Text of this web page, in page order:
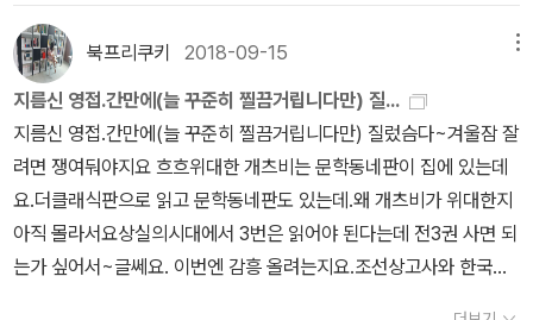
는 사마천이 살던 시기까지 작자가 생각하기에 역사의 가장 중요한
시기를 좌우했던 인물들에 관한 책이고, 표는 말 그대로 연표, 서는 전
래의 예악, 천관, 율법 등을 정리한 책입니다. 그래 역사를 전공하지
않는다면 표와 서를 읽을 필요는 없을 듯합니다. 세가는 본기에 실리
지 않았으나 영웅의 풍모를 지닌 사람들에 관한 기록입니다. 한 시대
를 대표하는 제후들이 주로 소개가 됩니다만 사마천은 이 속에 역사
상 첫 번째 민란의 주인공으로 진시황의 나라 진나라를 멸망으로 빠
지게 만든 일반 백성 출신의 농민반란군 수괴 진섭을 위해서도 한 챕
리에 맞는 것과 그렇지 않은 것을 분별하고 검토할 만한 실력이 없진
않았으리라.정해진 방영 시간내 다루어야 할 내용들을 편집하고 그
내용의 방향성, 시청자들의 몰입도를 감안하여 또 다른 김유신의 평
가를 내리기엔 프로그램 성격상 맞지 않았을 수도 있을 것이다. 그래
도 눈물까지 그렁그렁해져 열변을 토한 설쌤에게 약간 배신감이 들었
다. 역시나 스타강사일뿐 학자는 아니지 않은가..이런 자괴감?<조선
상고사>의 평을 읽어보지 않았더라면, 나 또한 찬양일변도로 김유신
의 모습이 머리속에 박혀 있지 않았을까.우린 이토록 미디어에 압도
나들며 흥행의 도구로 삼을 것이다.물론 우리는 허구와 사실을 직시
하고영화는 영화로서 즐기면 되는 것이다. 하지만 이 책의 총론에서
이야기하는 신채호의 뜻은 잊지 말았으면 한다.˝역사는 역사를 위하
여 역사를 만드는 것이지, 역사 이외에 무슨 다른 목적을 위하여 만드
는 것이 아니다.다시 말해서 역사는 사회의 유동상태와 거기에서 발
생한 사실을 객관적으로 있는 그대로 적는 것이지, 지은이의 목적에
따라 그 사실을 좌우하거나 덧붙이거나 달리 고칠수 있는 것이 아니
다.˝-553쪽
북프리쿠키 2018-09-15
지름신 영접.간만에(늘 꾸준히 찔끔거립니다만) 질...
지름신 영접.간만에(늘 꾸준히 찔끔거립니다만) 질렀슴다~겨울잠 잘
려면 쟁여둬야지요 흐흐위대한 개츠비는 문학동네판이 집에 있는데
요.더클래식판으로 읽고 문학동네판도 있는데.왜 개츠비가 위대한지
아직 몰라서요상실의시대에서 3번은 읽어야 된다는데 전3권 사면 되
는가 싶어서~글쎄요. 이번엔 감흥 올려는지요.조선상고사와 한국통